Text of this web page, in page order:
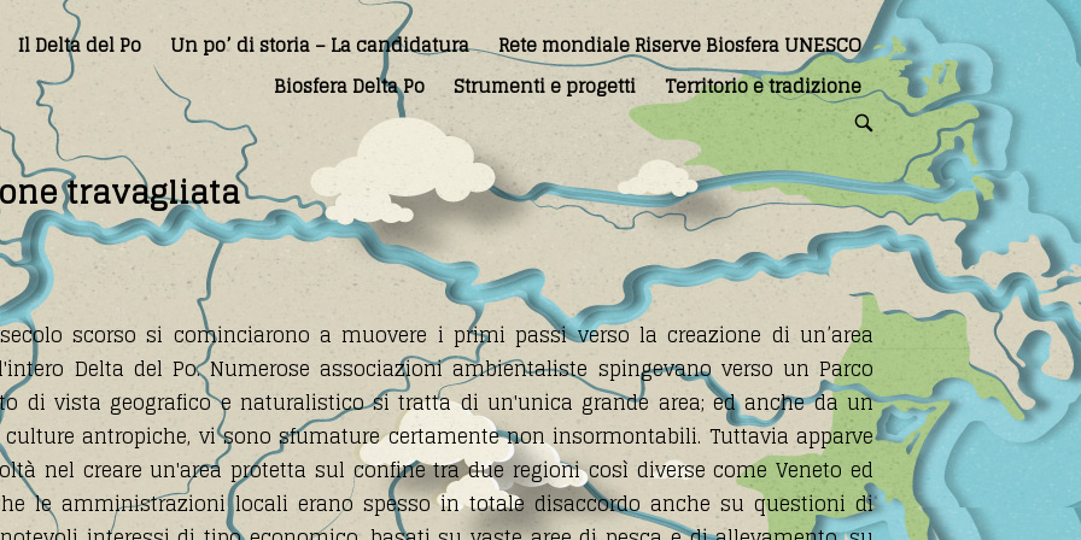
Il Delta del Po Un po’ di storia – La candidatura
Rete mondiale Riserve Biosfera UNESCO
Biosfera Delta Po
Strumenti e progetti Territorio e tradizione
OPEN
SEARCH
BAR
travagliata
scorso si cominciarono a muovere i primi passi verso la creazione di un’area
Delta del Po. Numerose associazioni ambientaliste spingevano verso un Parco
di vista geografico e naturalistico si tratta di un'unica grande area; ed anche da un
antropiche, vi sono sfumature certamente non insormontabili. Tuttavia apparve
nel creare un'area protetta sul confine tra due regioni così diverse come Veneto ed
le amministrazioni locali erano spesso in totale disaccordo anche su questioni di